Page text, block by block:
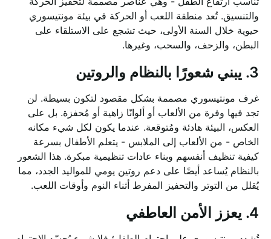
والتنسيق. تُعد منطقة اللعب أو الحركة في بيئة مونتيسوري
حيوية خلال السنة الأولى، حيث تشجع على الاستلقاء على
البطن، والزحف، والسحب، وغيرها.
3. يبني شعورًا بالنظام والروتين
غرف مونتيسوري مصممة بشكل مقصود لتكون بسيطة. لن
تجد فيها وفرة من الألعاب أو ألوانًا زاهية أو مُحفزة. بل على
العكس، البيئة هادئة ومُتوقعة. عندما يكون لكل شيء مكانه
الخاص - من الألعاب إلى الملابس - يتعلم الأطفال بسرعة
كيفية تنظيف أنفسهم وبناء عادات تنظيمية مبكرة. هذا الشعور
بالنظام يُساعد أيضًا على دعم روتين يومي للمواليد الجدد، مما
يُقلل من التوتر والتحفيز المفرط أثناء النوم وأوقات اللعب.
4. يعزز الأمن العاطفي